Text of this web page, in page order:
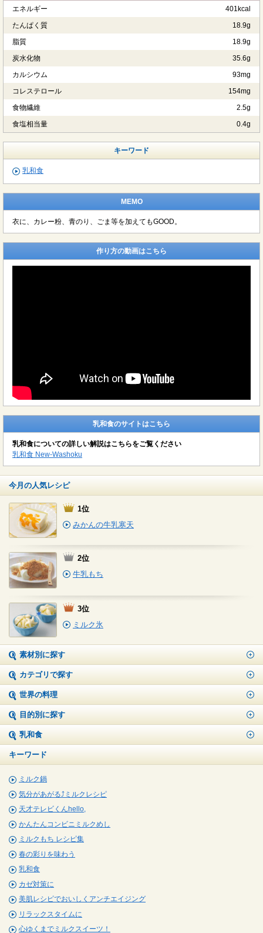
エネルギー
401kcal
たんぱく質
18.9g
脂質
18.9g
炭水化物
35.6g
カルシウム
93mg
コレステロール
154mg
食物繊維
2.5g
食塩相当量
0.4g
キーワード
乳和食
MEMO
衣に、カレー粉、青のり、ごま等を加えてもGOOD。
作り方の動画はこちら
乳和食のサイトはこちら
乳和食についての詳しい解説はこちらをご覧ください
乳和食 New-Washoku
今月の人気レシピ
1位
みかんの牛乳寒天
2位
牛乳もち
3位
ミルク氷
素材別に探す
カテゴリで探す
世界の料理
目的別に探す
乳和食
キーワード
ミルク鍋
気分があがる⤴ミルクレシピ
天才テレビくんhello,
かんたんコンビニミルクめし
ミルクもち レシピ集
春の彩りを味わう
乳和食
カゼ対策に
美肌レシピでおいしくアンチエイジング
リラックスタイムに
心ゆくまでミルクスイーツ！